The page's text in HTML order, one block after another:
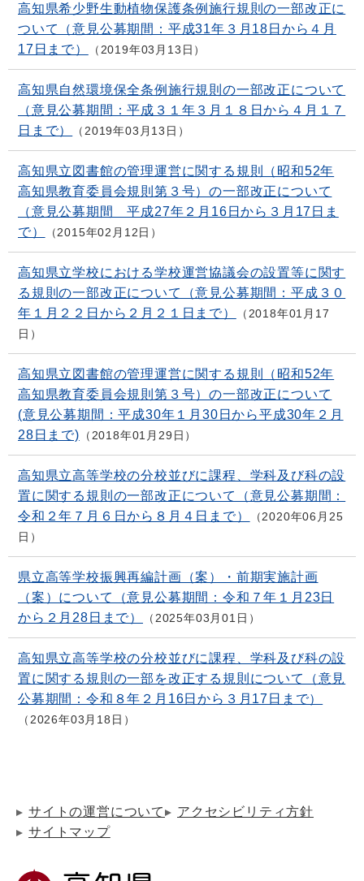
高知県希少野生動植物保護条例施行規則の一部改正に
ついて（意見公募期間：平成31年３月18日から４月
17日まで）
2019年03月13日
高知県自然環境保全条例施行規則の一部改正について
（意見公募期間：平成３１年３月１８日から４月１７
日まで）
2019年03月13日
高知県立図書館の管理運営に関する規則（昭和52年
高知県教育委員会規則第３号）の一部改正について
（意見公募期間 平成27年２月16日から３月17日ま
で）
2015年02月12日
高知県立学校における学校運営協議会の設置等に関す
る規則の一部改正について（意見公募期間：平成３０
年１月２２日から２月２１日まで）
2018年01月17
日
高知県立図書館の管理運営に関する規則（昭和52年
高知県教育委員会規則第３号）の一部改正について
(意見公募期間：平成30年１月30日から平成30年２月
28日まで)
2018年01月29日
高知県立高等学校の分校並びに課程、学科及び科の設
置に関する規則の一部改正について（意見公募期間：
令和２年７月６日から８月４日まで）
2020年06月25
日
県立高等学校振興再編計画（案）・前期実施計画
（案）について（意見公募期間：令和７年１月23日
から２月28日まで）
2025年03月01日
高知県立高等学校の分校並びに課程、学科及び科の設
置に関する規則の一部を改正する規則について（意見
公募期間：令和８年２月16日から３月17日まで）
2026年03月18日
サイトの運営について
アクセシビリティ方針
サイトマップ